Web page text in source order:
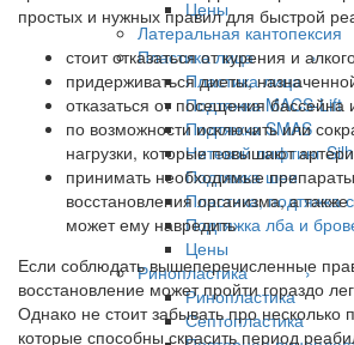
Цены
Латеральная кантопексия
Пластика лица ›
Пластика лица
Подтяжка MACS-Lift
Подтяжка SMAS
Нитевой лифтинг
Подтяжка шеи
Пластика, подтяжка
Подтяжка лба и
Цены
Ринопластика ›
Ринопластика
Септопластика
простых и нужных правил для быстрой
стоит отказаться от курения и
придерживаться диеты,
отказаться от посещения бассейна
по возможности исключить или
нагрузки, которые повышают
принимать необходимые
восстановления организма, а также
может ему навредить
Если соблюдать вышеперечисленные
восстановление может пройти гораздо
Однако не стоит забывать про несколько
которые способны скрасить период